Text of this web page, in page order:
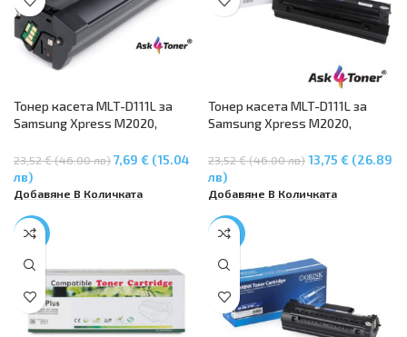
Тонер касета MLT-D111L за
Samsung Xpress M2020,
M2022W, M2026W, M2070,
M2070F, M2070FW, M2070,
M2070W, SL-M2000, SL-M2022,
23,52 € (46.00 лв)7,69 € (15.04
лв)
Добавяне В Количката
Тонер касета MLT-D111L за
Samsung Xpress M2020,
M2022W, M2026W, M2070,
M2070F, M2070FW, M2070,
M2070W, SL-M2000, SL-M2022,
23,52 € (46.00 лв)13,75 € (26.89
лв)
Добавяне В Количката
-12% -40%